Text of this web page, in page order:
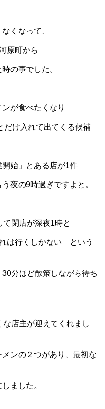
くなって、
原町から
の事でした。
が食べたくなり
だけ入れて出てくる候補
始」とある店が1件
夜の9時過ぎですよと。
閉店が深夜1時と
は行くしかない という
分ほど散策しながら待ち
店主が迎えてくれまし
ンの２つがあり、最初な
ました。